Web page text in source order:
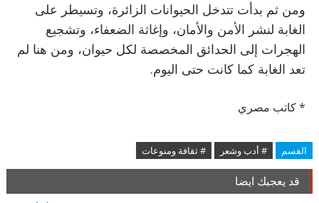
ومن ثم بدأت تتدخل الحيوانات الزائرة، وتسيطر على
الغابة لنشر الأمن والأمان، وإغاثة الضعفاء، وتشجيع
الهجرات إلى الحدائق المخصصة لكل حيوان، ومن هنا لم
تعد الغابة كما كانت حتى اليوم.
* كاتب مصري
القسم # أدب وشعر # ثقافة ومنوعات
قد يعجبك ايضا